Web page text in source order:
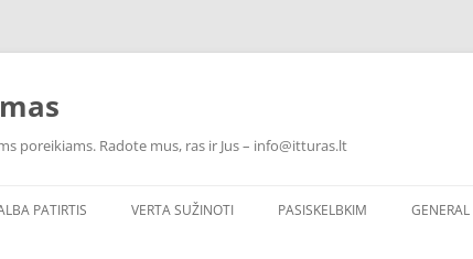
poreikiams. Radote mus, ras ir Jus – info@itturas.lt
PATIRTIS VERTA SUŽINOTI PASISKELBKIM GENERAL